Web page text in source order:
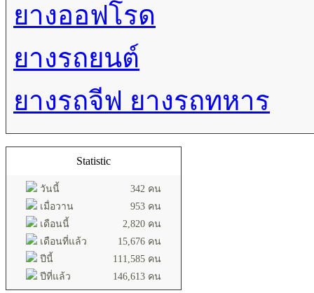
ยางออฟโรด
ยางรถยนต์
ยางรถจีฟ ยางรถทหาร
Statistic
วันนี้
342 คน
เมื่อวาน
953 คน
เดือนนี้
2,820 คน
เดือนที่แล้ว
15,676 คน
ปีนี้
111,585 คน
ปีที่แล้ว
146,613 คน